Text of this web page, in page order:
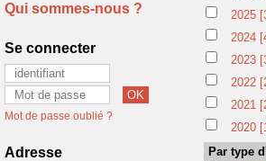
Qui sommes-nous ?
Se connecter
Mot de passe oublié ?
Adresse
2025
2024
2023
2022
2021
2020
Par type